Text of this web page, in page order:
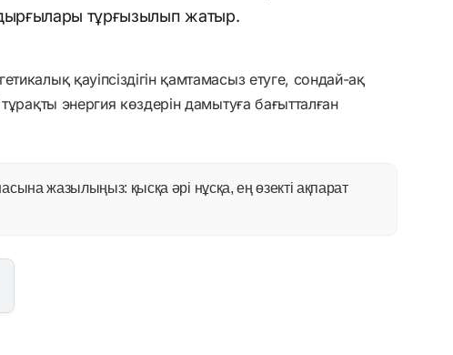
тұрғызылып жатыр.
қауіпсіздігін қамтамасыз етуге, сондай-ақ
энергия көздерін дамытуға бағытталған
жазылыңыз: қысқа әрі нұсқа, ең өзекті ақпарат